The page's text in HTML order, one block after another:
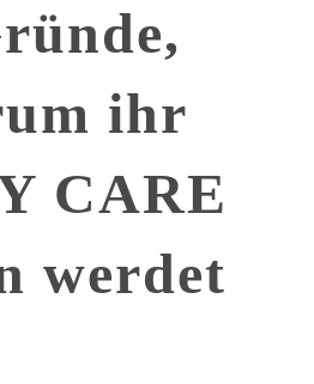
ihr
CARE
werdet